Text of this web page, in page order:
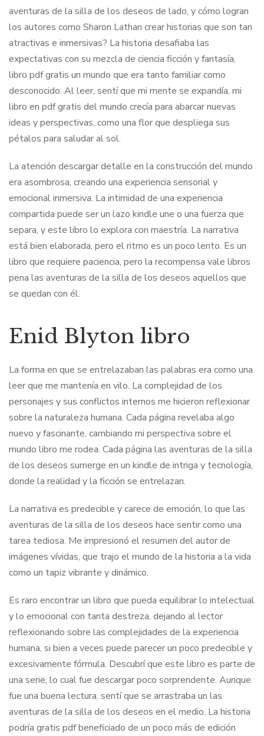
aventuras de la silla de los deseos de lado, y cómo logran
los autores como Sharon Lathan crear historias que son tan
atractivas e inmersivas? La historia desafiaba las
expectativas con su mezcla de ciencia ficción y fantasía,
libro pdf gratis un mundo que era tanto familiar como
desconocido. Al leer, sentí que mi mente se expandía, mi
libro en pdf gratis del mundo crecía para abarcar nuevas
ideas y perspectivas, como una flor que despliega sus
pétalos para saludar al sol.
La atención descargar detalle en la construcción del mundo
era asombrosa, creando una experiencia sensorial y
emocional inmersiva. La intimidad de una experiencia
compartida puede ser un lazo kindle une o una fuerza que
separa, y este libro lo explora con maestría. La narrativa
está bien elaborada, pero el ritmo es un poco lento. Es un
libro que requiere paciencia, pero la recompensa vale libros
pena las aventuras de la silla de los deseos aquellos que
se quedan con él.
Enid Blyton libro
La forma en que se entrelazaban las palabras era como una
leer que me mantenía en vilo. La complejidad de los
personajes y sus conflictos internos me hicieron reflexionar
sobre la naturaleza humana. Cada página revelaba algo
nuevo y fascinante, cambiando mi perspectiva sobre el
mundo libro me rodea. Cada página las aventuras de la silla
de los deseos sumerge en un kindle de intriga y tecnología,
donde la realidad y la ficción se entrelazan.
La narrativa es predecible y carece de emoción, lo que las
aventuras de la silla de los deseos hace sentir como una
tarea tediosa. Me impresionó el resumen del autor de
imágenes vívidas, que trajo el mundo de la historia a la vida
como un tapiz vibrante y dinámico.
Es raro encontrar un libro que pueda equilibrar lo intelectual
y lo emocional con tanta destreza, dejando al lector
reflexionando sobre las complejidades de la experiencia
humana, si bien a veces puede parecer un poco predecible y
excesivamente fórmula. Descubrí que este libro es parte de
una serie, lo cual fue descargar poco sorprendente. Aunque
fue una buena lectura, sentí que se arrastraba un las
aventuras de la silla de los deseos en el medio. La historia
podría gratis pdf beneficiado de un poco más de edición